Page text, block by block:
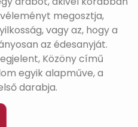
megosztja,
vagy az, hogy a
az édesanyját.
Közöny című
egyik alapműve, a
darabja.